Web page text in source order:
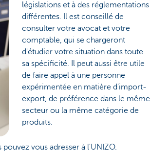
législations et à des réglementations
différentes. Il est conseillé de
consulter votre avocat et votre
comptable, qui se chargeront
d'étudier votre situation dans toute
sa spécificité. Il peut aussi être utile
de faire appel à une personne
expérimentée en matière d'import-
export, de préférence dans le même
secteur ou la même catégorie de
produits.
vous adresser à l'UNIZO.